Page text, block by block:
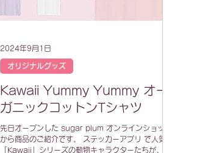
Kawaii Yummy Yummy オー
ガニックコットンTシャツ
先日オープンした sugar plum オンラインショップ
から商品のご紹介です。 ステッカーアプリ で人気の
「Kawaii」シリーズの動物キャラクターたちが、美
オリジナルグッズ
2024年9月1日